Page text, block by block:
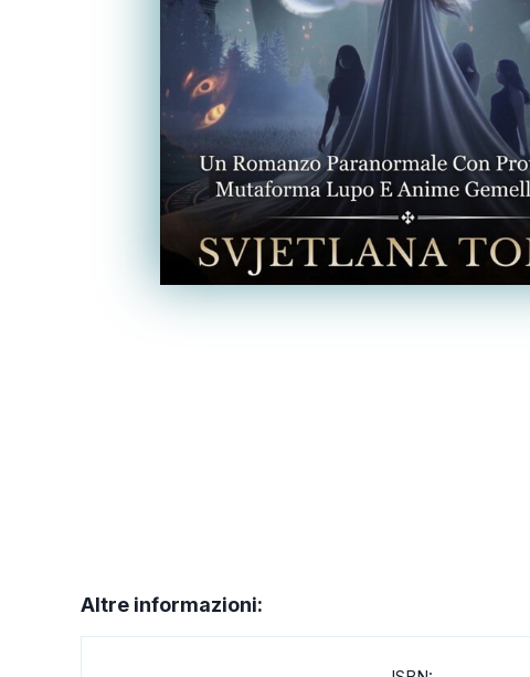
Altre informazioni: